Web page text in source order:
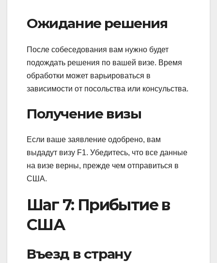
Ожидание решения
После собеседования вам нужно будет
подождать решения по вашей визе. Время
обработки может варьироваться в
зависимости от посольства или консульства.
Получение визы
Если ваше заявление одобрено, вам
выдадут визу F1. Убедитесь, что все данные
на визе верны, прежде чем отправиться в
США.
Шаг 7: Прибытие в
США
Въезд в страну